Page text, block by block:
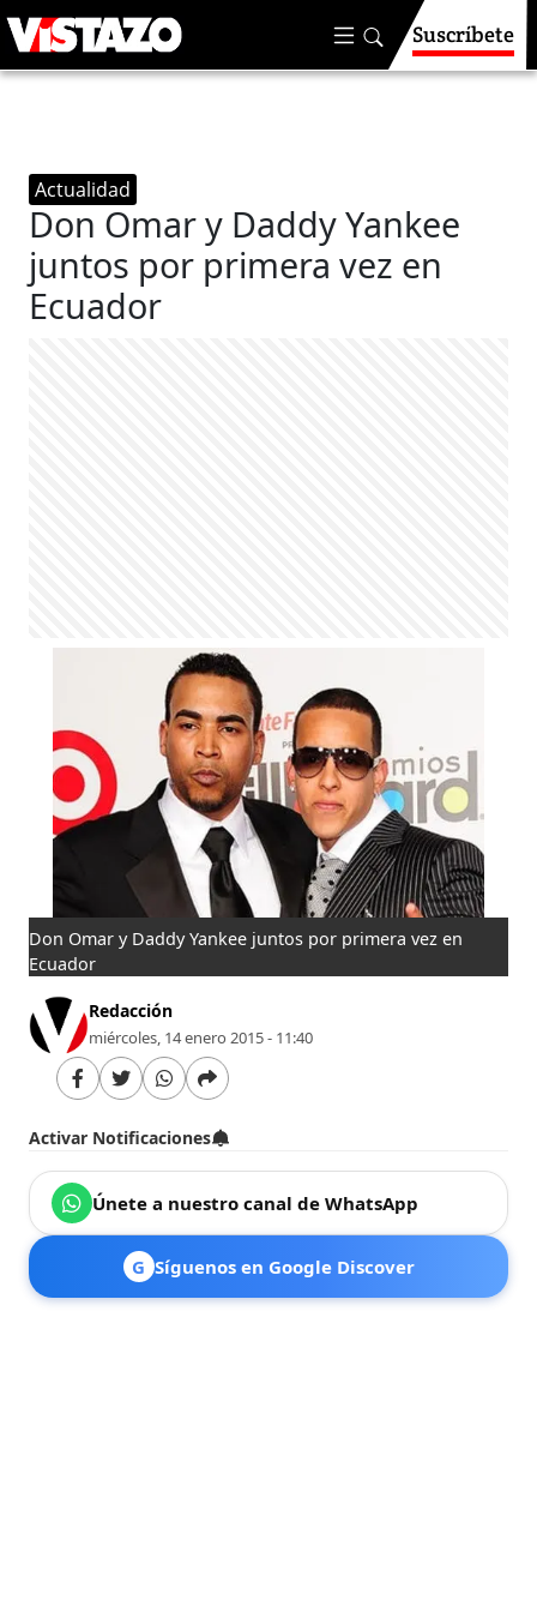
Suscríbete
Actualidad
Don Omar y Daddy Yankee
juntos por primera vez en
Ecuador
Don Omar y Daddy Yankee juntos por primera vez en
Ecuador
Redacción
miércoles, 14 enero 2015 - 11:40
Activar Notificaciones
Únete a nuestro canal de WhatsApp
G Síguenos en Google Discover